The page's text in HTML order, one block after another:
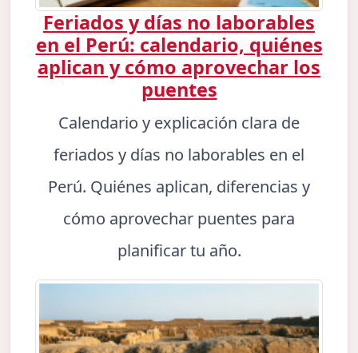
Feriados y días no laborables
en el Perú: calendario, quiénes
aplican y cómo aprovechar los
puentes
Calendario y explicación clara de
feriados y días no laborables en el
Perú. Quiénes aplican, diferencias y
cómo aprovechar puentes para
planificar tu año.